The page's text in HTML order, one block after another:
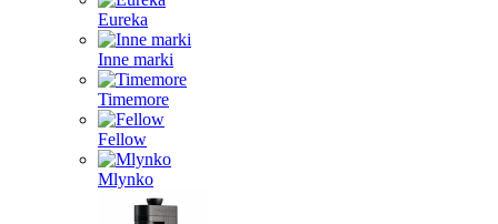
Eureka
Inne marki
Timemore
Fellow
Mlynko